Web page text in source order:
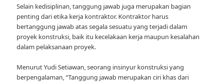
Selain kedisiplinan, tanggung jawab juga merupakan bagian
penting dari etika kerja kontraktor. Kontraktor harus
bertanggung jawab atas segala sesuatu yang terjadi dalam
proyek konstruksi, baik itu kecelakaan kerja maupun kesalahan
dalam pelaksanaan proyek.
Menurut Yudi Setiawan, seorang insinyur konstruksi yang
berpengalaman, “Tanggung jawab merupakan ciri khas dari